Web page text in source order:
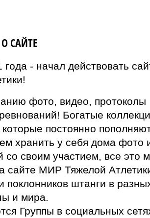
О САЙТЕ
года - начал действовать
фото, видео, протоколы
Богатые
постоянно
хранить у себя дома фото
со своим участием, все это
сайте МИР Тяжелой
поклонников штанги в
и мира.
Группы в социальных